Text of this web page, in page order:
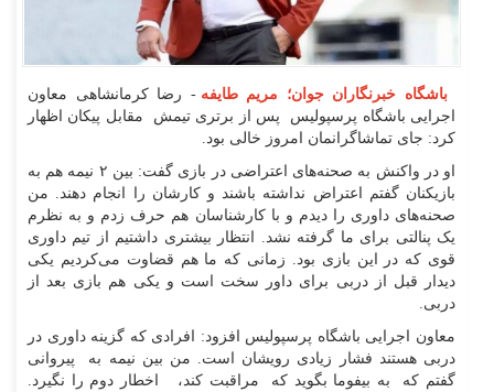
باشگاه خبرنگاران جوان؛ مریم طایفه - رضا کرمانشاهی معاون
اجرایی باشگاه پرسپولیس پس از برتری تیمش مقابل پیکان اظهار
کرد: جای تماشاگرانمان امروز خالی بود.
او در واکنش به صحنه‌های اعتراضی در بازی گفت: بین ۲ نیمه هم به
بازیکنان گفتم اعتراض نداشته باشند و کارشان را انجام دهند. من
صحنه‌های داوری را دیدم و با کارشناسان هم حرف زدم و به نظرم
یک پنالتی برای ما گرفته نشد. انتظار بیشتری داشتیم از تیم داوری
قوی که در این بازی بود. زمانی که ما هم قضاوت می‌کردیم یکی
دیدار قبل از دربی برای داور سخت است و یکی هم بازی بعد از
دربی.
معاون اجرایی باشگاه پرسپولیس افزود: افرادی که گزینه داوری در
دربی هستند فشار زیادی رویشان است. من بین نیمه به پیروانی
گفتم که به بیفوما بگوید که مراقبت کند، اخطار دوم را نگیرد.